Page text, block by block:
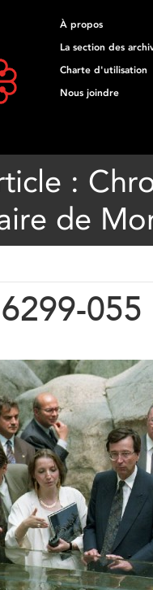
À propos
La section des
Charte d'utilisation
Nous joindre
:
de
055